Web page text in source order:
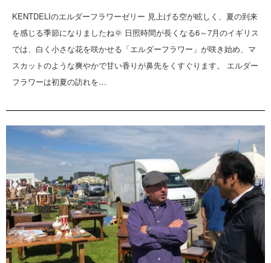
KENTDELIのエルダーフラワーゼリー 見上げる空が眩しく、夏の到来
を感じる季節になりましたね🌞 日照時間が長くなる6～7月のイギリス
では、白く小さな花を咲かせる「エルダーフラワー」が咲き始め、マ
スカットのような爽やかで甘い香りが鼻先をくすぐります。 エルダー
フラワーは初夏の訪れを…